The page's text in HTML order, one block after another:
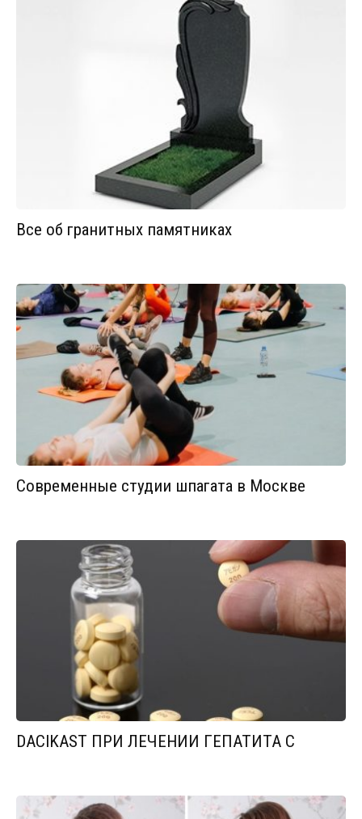
Все об гранитных памятниках
Современные студии шпагата в Москве
DACIKAST ПРИ ЛЕЧЕНИИ ГЕПАТИТА С